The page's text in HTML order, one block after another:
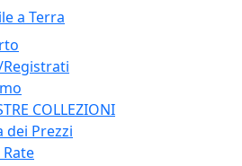
a Terra
COLLEZIONI
dei Prezzi
Rate